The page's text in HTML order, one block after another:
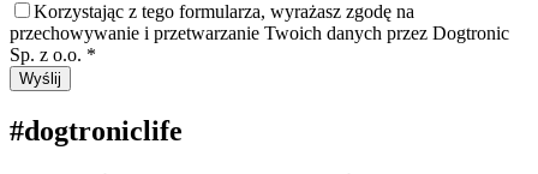
Korzystając z tego formularza, wyrażasz zgodę na
przechowywanie i przetwarzanie Twoich danych przez Dogtronic
Sp. z o.o. *
#dogtroniclife